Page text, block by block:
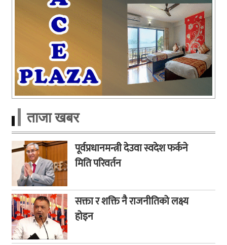
ताजा खबर
पूर्वप्रधानमन्त्री देउवा स्वदेश फर्कने
मिति परिवर्तन
सक्ता र शक्ति नै राजनीतिको लक्ष्य
होइन